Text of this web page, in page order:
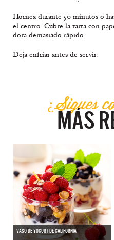
Hornea durante 50 minutos o
el centro. Cubre la tarta con
dora demasiado rápido.
Deja enfriar antes de servir.
¿Sigues
MÁS
VASO DE YOGURT DE CALIFORNIA